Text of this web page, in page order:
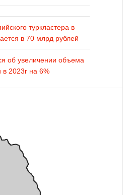
туркластера в
в 70 млрд рублей
об увеличении объема
в 2023г на 6%